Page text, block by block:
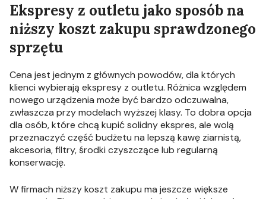
Ekspresy z outletu jako sposób na
niższy koszt zakupu sprawdzonego
sprzętu
Cena jest jednym z głównych powodów, dla których
klienci wybierają ekspresy z outletu. Różnica względem
nowego urządzenia może być bardzo odczuwalna,
zwłaszcza przy modelach wyższej klasy. To dobra opcja
dla osób, które chcą kupić solidny ekspres, ale wolą
przeznaczyć część budżetu na lepszą kawę ziarnistą,
akcesoria, filtry, środki czyszczące lub regularną
konserwację.
W firmach niższy koszt zakupu ma jeszcze większe